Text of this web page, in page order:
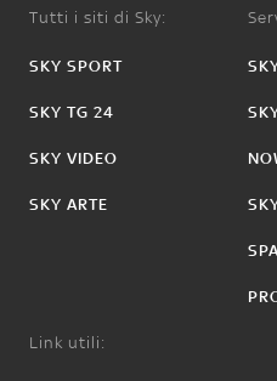
Tutti i siti di Sky:
SKY SPORT
SKY TG 24
SKY VIDEO
SKY ARTE
Link utili: